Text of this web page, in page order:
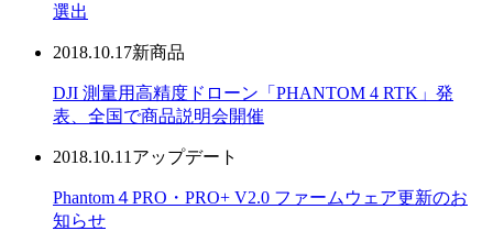
選出
2018.10.17新商品
DJI 測量用高精度ドローン「PHANTOM 4 RTK」発
表、全国で商品説明会開催
2018.10.11 アップデート
Phantom４PRO・PRO+ V2.0 ファームウェア更新のお
知らせ